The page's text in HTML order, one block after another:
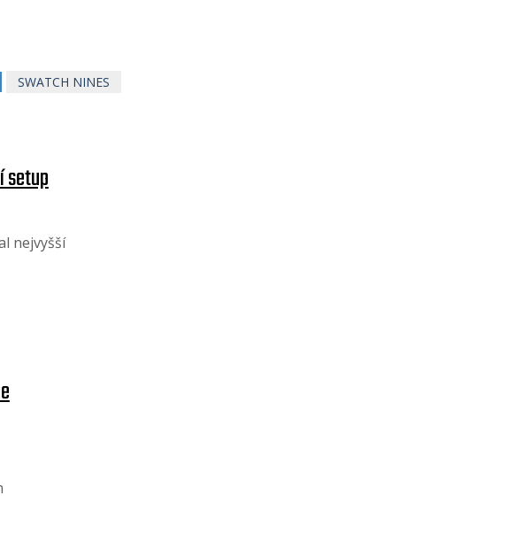
SWATCH NINES
setup
nejvyšší